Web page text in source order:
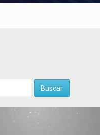
Buscar